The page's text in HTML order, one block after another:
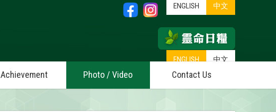
ENGLISH 中文
ENGLISH 中文
Achievement Photo / Video Contact Us